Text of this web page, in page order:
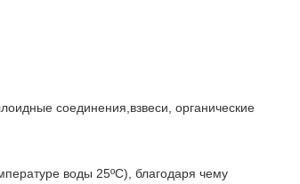
соединения,взвеси, органические
воды 25ºС), благодаря чему